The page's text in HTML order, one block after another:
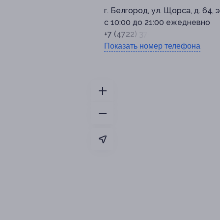
г. Белгород, ул. Щорса, д. 64,
с 10:00 до 21:00 ежедневно
+7 (4722) 37-00-17
Показать номер телефона